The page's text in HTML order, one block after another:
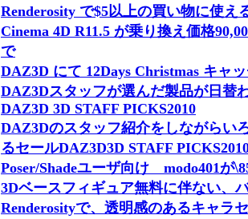
Renderosity で$5以上の買い物に使え
Cinema 4D R11.5 が乗り換え価格
で
DAZ3D にて 12Days Christmas キャ
DAZ3Dスタッフが選んだ製品が日替
DAZ3D 3D STAFF PICKS2010
DAZ3Dのスタッフ紹介をしながらい
るセールDAZ3D3D STAFF
Poser/Shadeユーザ向け modo401が
3Dベースフィギュア無料に伴ない、
Renderosityで、透明感のあるキャラ